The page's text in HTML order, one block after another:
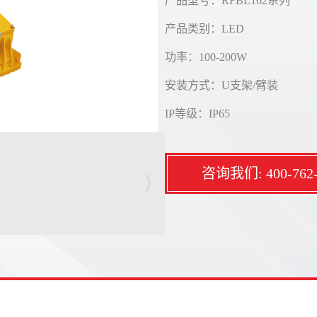
产品类别：LED
功率：100-200W
安装方式：U支架/臂装
IP等级：IP65
咨询我们: 400-